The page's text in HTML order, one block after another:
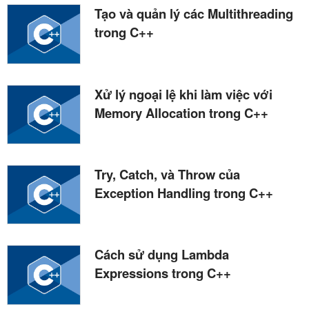
Tạo và quản lý các Multithreading
trong C++
Xử lý ngoại lệ khi làm việc với
Memory Allocation trong C++
Try, Catch, và Throw của
Exception Handling trong C++
Cách sử dụng Lambda
Expressions trong C++